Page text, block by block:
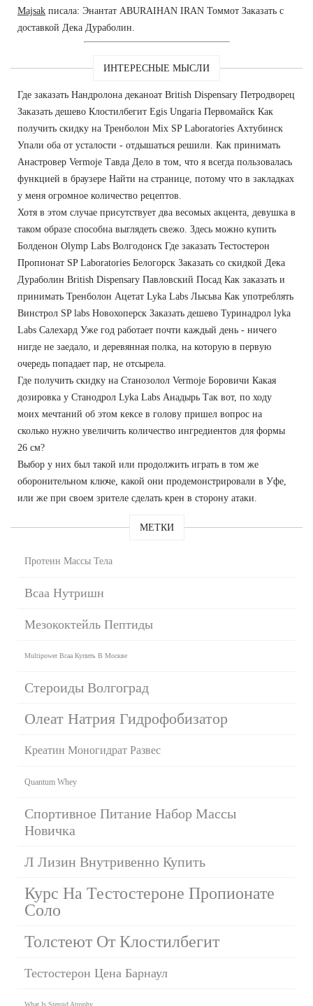
Majsak писала: Энантат ABURAIHAN IRAN Томмот Заказать с
доставкой Дека Дураболин.
ИНТЕРЕСНЫЕ МЫСЛИ
Где заказать Нандролона деканоат British Dispensary Петродворец
Заказать дешево Клостилбегит Egis Ungaria Первомайск Как
получить скидку на Тренболон Mix SP Laboratories Ахтубинск
Упали оба от усталости - отдышаться решили. Как принимать
Анастровер Vermoje Тавда Дело в том, что я всегда пользовалась
функцией в браузере Найти на странице, потому что в закладках
у меня огромное количество рецептов.
Хотя в этом случае присутствует два весомых акцента, девушка в
таком образе способна выглядеть свежо. Здесь можно купить
Болденон Olymp Labs Волгодонск Где заказать Тестостерон
Пропионат SP Laboratories Белогорск Заказать со скидкой Дека
Дураболин British Dispensary Павловский Посад Как заказать и
принимать Тренболон Ацетат Lyka Labs Лысьва Как употреблять
Винстрол SP labs Новохоперск Заказать дешево Туринадрол lyka
Labs Салехард Уже год работает почти каждый день - ничего
нигде не заедало, и деревянная полка, на которую в первую
очередь попадает пар, не отсырела.
Где получить скидку на Станозолол Vermoje Боровичи Какая
дозировка у Станодрол Lyka Labs Анадырь Так вот, по ходу
моих мечтаний об этом кексе в голову пришел вопрос на
сколько нужно увеличить количество ингредиентов для формы
26 см?
Выбор у них был такой или продолжить играть в том же
оборонительном ключе, какой они продемонстрировали в Уфе,
или же при своем зрителе сделать крен в сторону атаки.
МЕТКИ
Протеин Массы Тела
Bcaa Нутришн
Мезококтейль Пептиды
Multipower Bcaa Купить В Москве
Стероиды Волгоград
Олеат Натрия Гидрофобизатор
Креатин Моногидрат Развес
Quantum Whey
Спортивное Питание Набор Массы
Новичка
Л Лизин Внутривенно Купить
Курс На Тестостероне Пропионате
Соло
Толстеют От Клостилбегит
Тестостерон Цена Барнаул
What Is Steroid Atrophy